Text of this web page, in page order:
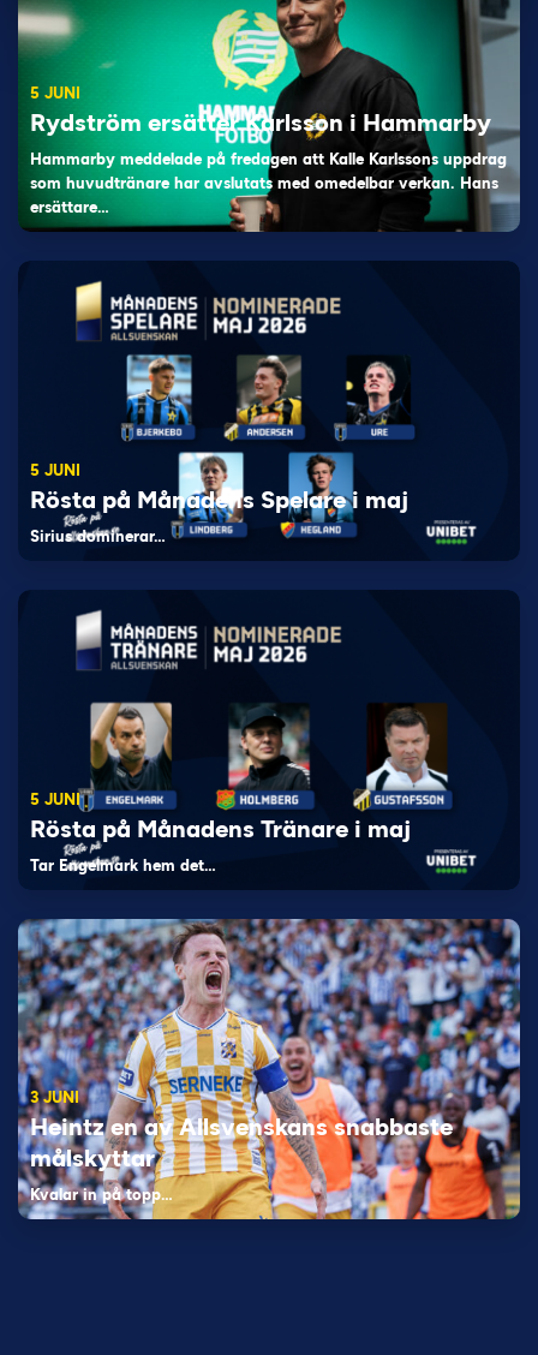
5 JUNI
Rydström ersätter Karlsson i Hammarby
Hammarby meddelade på fredagen att Kalle Karlssons uppdrag
som huvudtränare har avslutats med omedelbar verkan. Hans
ersättare…
5 JUNI
Rösta på Månadens Spelare i maj
Sirius dominerar…
5 JUNI
Rösta på Månadens Tränare i maj
Tar Engelmark hem det…
3 JUNI
Heintz en av Allsvenskans snabbaste
målskyttar
Kvalar in på topp…